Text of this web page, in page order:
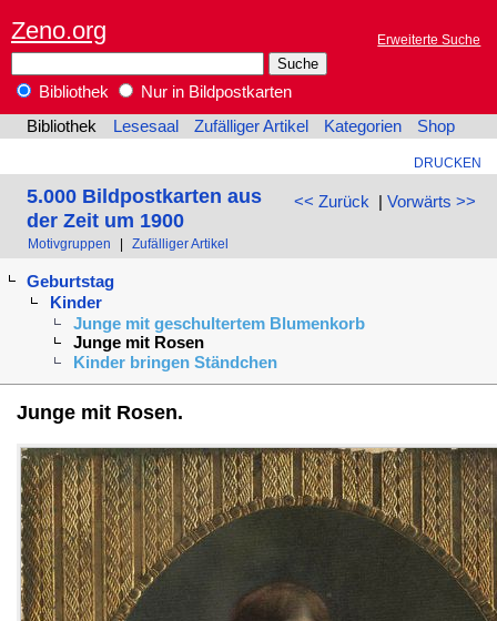
Zeno.org Erweiterte Suche
Bibliothek
Nur in Bildpostkarten
Bibliothek
Lesesaal Zufälliger Artikel Kategorien Shop
DRUCKEN
<< Zurück | Vorwärts >>
5.000 Bildpostkarten aus
der Zeit um 1900
Motivgruppen Zufälliger Artikel
Geburtstag
Kinder
Junge mit geschultertem Blumenkorb
Junge mit Rosen
Kinder bringen Ständchen
Junge mit Rosen.